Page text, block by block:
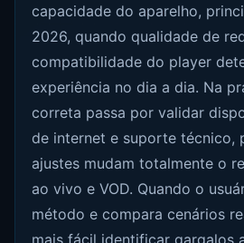
capacidade do aparelho,
2026, quando qualidade de
compatibilidade do player
experiência no dia a dia. Na
correta passa por validar
de internet e suporte técnico,
ajustes mudam totalmente o
ao vivo e VOD. Quando o
método e compara cenários
mais fácil identificar gargalos